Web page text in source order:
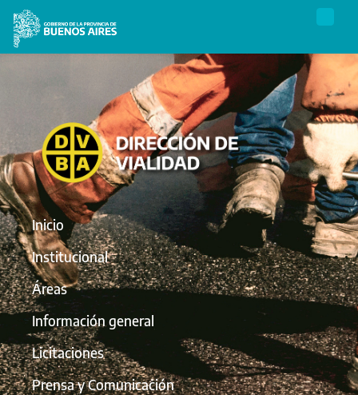
Inicio
Institucional
Áreas
Información general
Licitaciones
Prensa y Comunicación